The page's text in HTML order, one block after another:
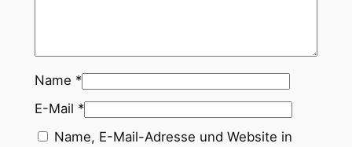
h
e
–
M
Name *
E-Mail *
Name, E-Mail-Adresse und Website in